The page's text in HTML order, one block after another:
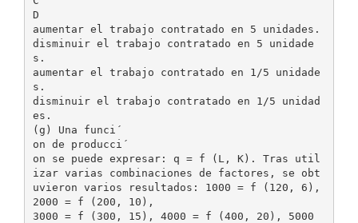
D
aumentar el trabajo contratado en 5 unidades.
disminuir el trabajo contratado en 5 unidade
s.
aumentar el trabajo contratado en 1/5 unidade
s.
disminuir el trabajo contratado en 1/5 unidad
es.
(g) Una funci´
on de producci´
on se puede expresar: q = f (L, K). Tras util
izar varias combinaciones de factores, se obt
uvieron varios resultados: 1000 = f (120, 6),
2000 = f (200, 10),
3000 = f (300, 15), 4000 = f (400, 20), 5000